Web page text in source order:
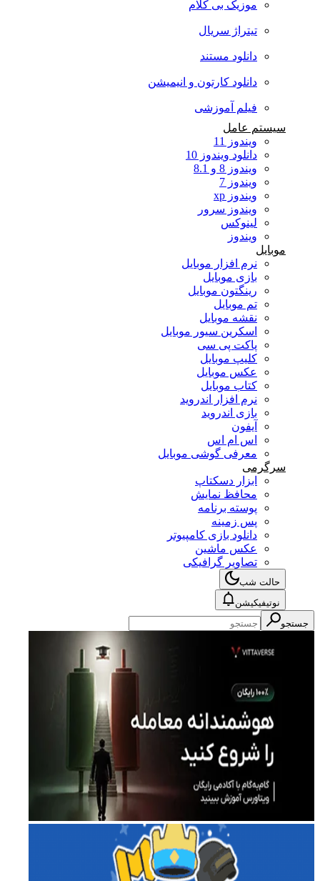
موزیک بی کلام
تیتراژ سریال
دانلود مستند
دانلود کارتون و انیمیشن
فیلم آموزشی
سیستم عامل
ویندوز 11
دانلود ویندوز 10
ویندوز 8 و 8.1
ویندوز 7
ویندوز xp
ویندوز سرور
لینوکس
ویندوز
موبایل
نرم افزار موبایل
بازی موبایل
رینگتون موبایل
تم موبایل
نقشه موبایل
اسکرین سیور موبایل
پاکت پی سی
کلیپ موبایل
عکس موبایل
کتاب موبایل
نرم افزار اندروید
بازی اندروید
آیفون
اس ام اس
معرفی گوشی موبایل
سرگرمی
ابزار دسکتاپ
محافظ نمایش
پوسته برنامه
پس زمینه
دانلود بازی کامپیوتر
عکس ماشین
تصاویر گرافیکی
حالت شب
نوتیفیکیشن
جستجو